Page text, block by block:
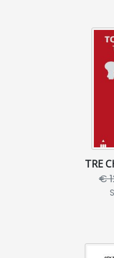
TRE
€